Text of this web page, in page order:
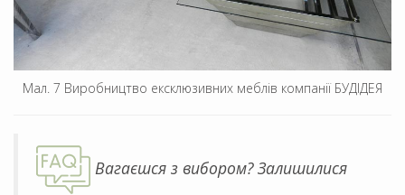
Мал. 7 Виробництво ексклюзивних меблів компанії БУДІДЕЯ
Вагаєшся з вибором? Залишилися